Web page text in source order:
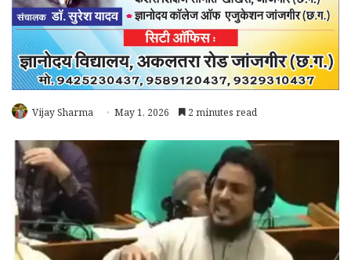
Vijay Sharma May 1, 2026 2 minutes read